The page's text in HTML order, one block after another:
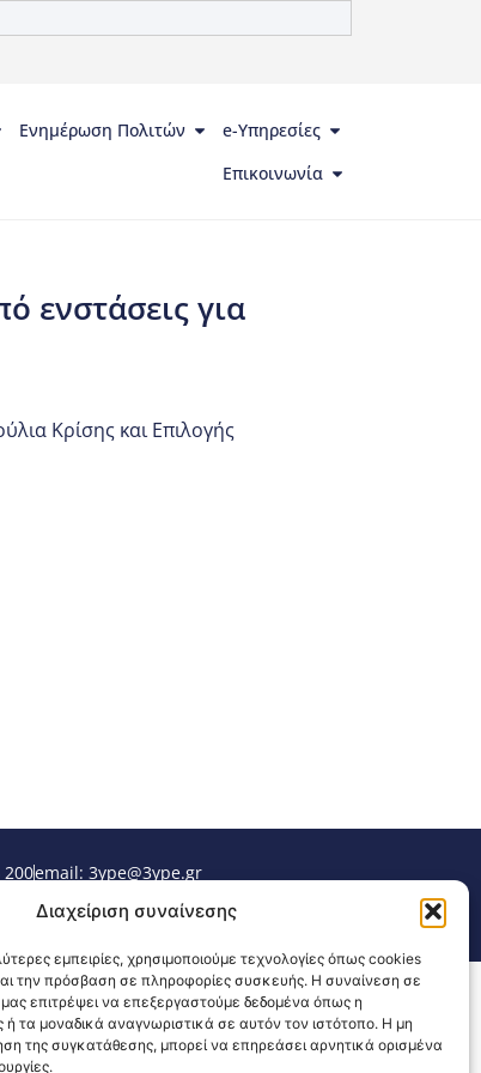
Διαχείριση συναίνεσης
εμπειρίες, χρησιμοποιούμε τεχνολογίες όπως cookies
την πρόσβαση σε πληροφορίες συσκευής. Η συναίνεση σε
μας επιτρέψει να επεξεργαστούμε δεδομένα όπως η
τα μοναδικά αναγνωριστικά σε αυτόν τον ιστότοπο. Η μη
της συγκατάθεσης, μπορεί να επηρεάσει αρνητικά ορισμένα
Ενημέρωση Πολιτών
e-Υπηρεσίες
Επικοινωνία
ενστάσεις για
Κρίσης και Επιλογής
200email: 3ype@3ype.gr